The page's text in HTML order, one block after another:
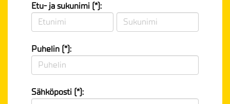
Etu- ja sukunimi (*):
Puhelin (*):
Sähköposti (*):